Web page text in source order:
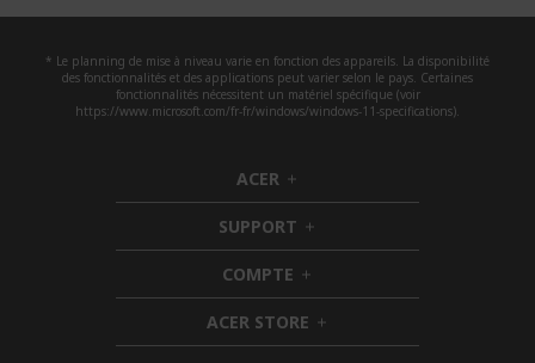
* Le planning de mise à niveau varie en fonction des appareils. La disponibilité
des fonctionnalités et des applications peut varier selon le pays. Certaines
fonctionnalités nécessitent un matériel spécifique (voir
https://www.microsoft.com/fr-fr/windows/windows-11-specifications).
ACER h
i
d
d
e
n
SUPPORT h
i
d
d
e
n
COMPTE h
i
d
d
ACER STORE h
i